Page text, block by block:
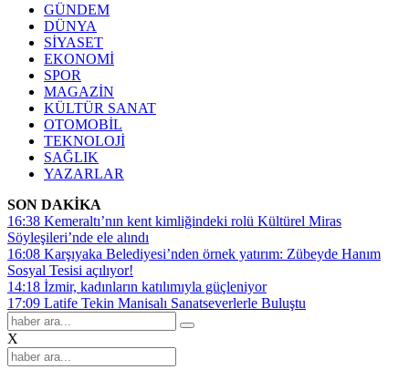
GÜNDEM
DÜNYA
SİYASET
EKONOMİ
SPOR
MAGAZİN
KÜLTÜR SANAT
OTOMOBİL
TEKNOLOJİ
SAĞLIK
YAZARLAR
SON DAKİKA
16:38 Kemeraltı’nın kent kimliğindeki rolü Kültürel Miras
Söyleşileri’nde ele alındı
16:08 Karşıyaka Belediyesi’nden örnek yatırım: Zübeyde Hanım
Sosyal Tesisi açılıyor!
14:18 İzmir, kadınların katılımıyla güçleniyor
17:09 Latife Tekin Manisalı Sanatseverlerle Buluştu
X